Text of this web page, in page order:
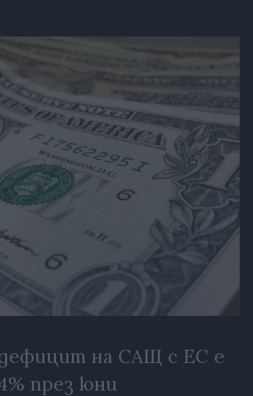
на САЩ с ЕС е
през юни